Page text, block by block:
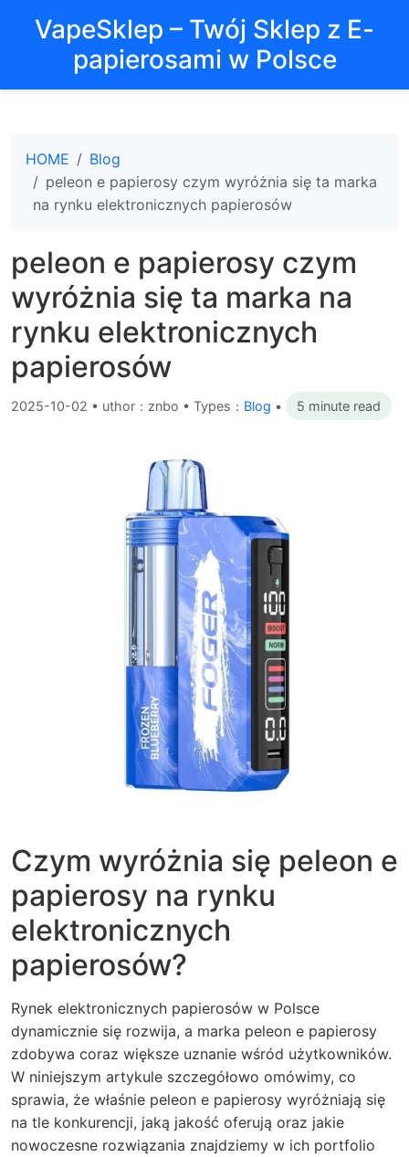
VapeSklep – Twój Sklep z E-
papierosami w Polsce
HOME
Blog
peleon e papierosy czym wyróżnia się ta marka
na rynku elektronicznych papierosów
peleon e papierosy czym
wyróżnia się ta marka na
rynku elektronicznych
papierosów
2025-10-02 • uthor：znbo • Types： Blog • 5 minute read
Czym wyróżnia się peleon e
papierosy na rynku
elektronicznych
papierosów?
Rynek elektronicznych papierosów w Polsce
dynamicznie się rozwija, a marka peleon e papierosy
zdobywa coraz większe uznanie wśród użytkowników.
W niniejszym artykule szczegółowo omówimy, co
sprawia, że właśnie peleon e papierosy wyróżniają się
na tle konkurencji, jaką jakość oferują oraz jakie
nowoczesne rozwiązania znajdziemy w ich portfolio